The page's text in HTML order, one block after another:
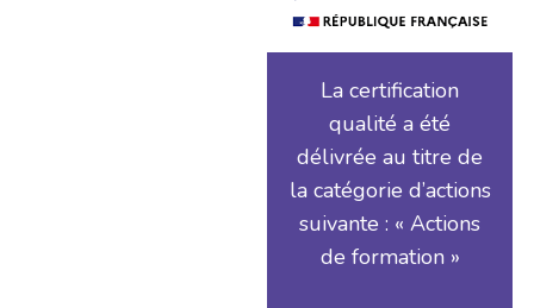
La certification
qualité a été
délivrée au titre de
la catégorie d’actions
suivante : « Actions
de formation »